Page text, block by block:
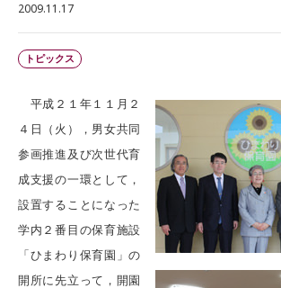
2009.11.17
トピックス
平成２１年１１月２
４日（火），男女共同
参画推進及び次世代育
成支援の一環として，
設置することになった
学内２番目の保育施設
「ひまわり保育園」の
開所に先立って，開園